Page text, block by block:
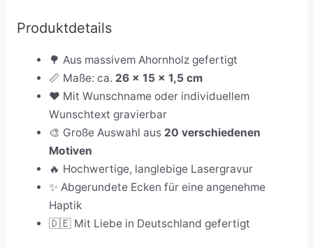
Produktdetails
🌳 Aus massivem Ahornholz gefertigt
📏 Maße: ca. 26 × 15 × 1,5 cm
❤️ Mit Wunschname oder individuellem
Wunschtext gravierbar
🎨 Große Auswahl aus 20 verschiedenen
Motiven
🔥 Hochwertige, langlebige Lasergravur
✨ Abgerundete Ecken für eine angenehme
Haptik
🇩🇪 Mit Liebe in Deutschland gefertigt